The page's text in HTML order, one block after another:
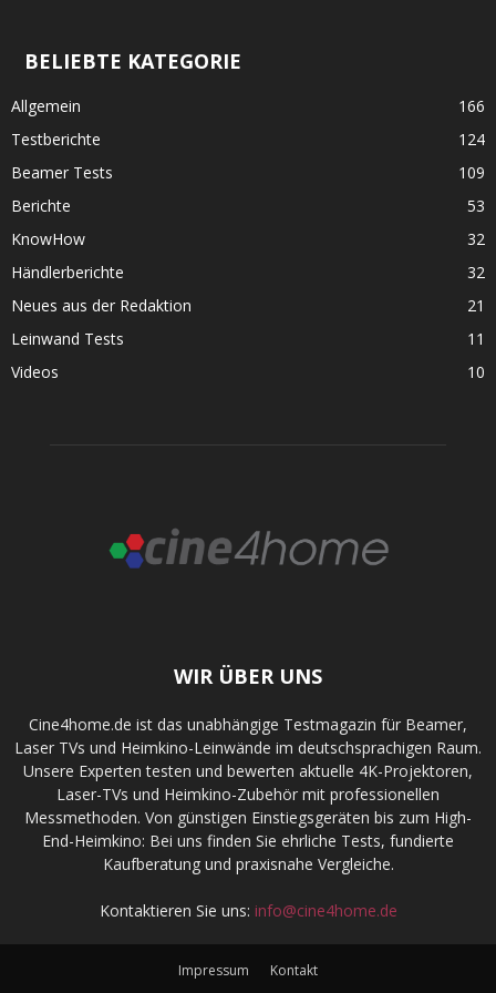
BELIEBTE KATEGORIE
Allgemein
166
Testberichte
124
Beamer Tests
109
Berichte
53
KnowHow
32
Händlerberichte
32
Neues aus der Redaktion
21
Leinwand Tests
11
Videos
10
WIR ÜBER UNS
Cine4home.de ist das unabhängige Testmagazin für Beamer,
Laser TVs und Heimkino-Leinwände im deutschsprachigen Raum.
Unsere Experten testen und bewerten aktuelle 4K-Projektoren,
Laser-TVs und Heimkino-Zubehör mit professionellen
Messmethoden. Von günstigen Einstiegsgeräten bis zum High-
End-Heimkino: Bei uns finden Sie ehrliche Tests, fundierte
Kaufberatung und praxisnahe Vergleiche.
Kontaktieren Sie uns: info@cine4home.de
Impressum Kontakt